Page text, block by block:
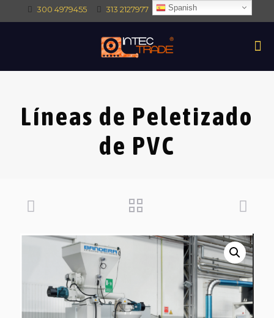
300 4979455 313 2127977 intec@intectrade.co
Líneas de Peletizado
de PVC
Spanish